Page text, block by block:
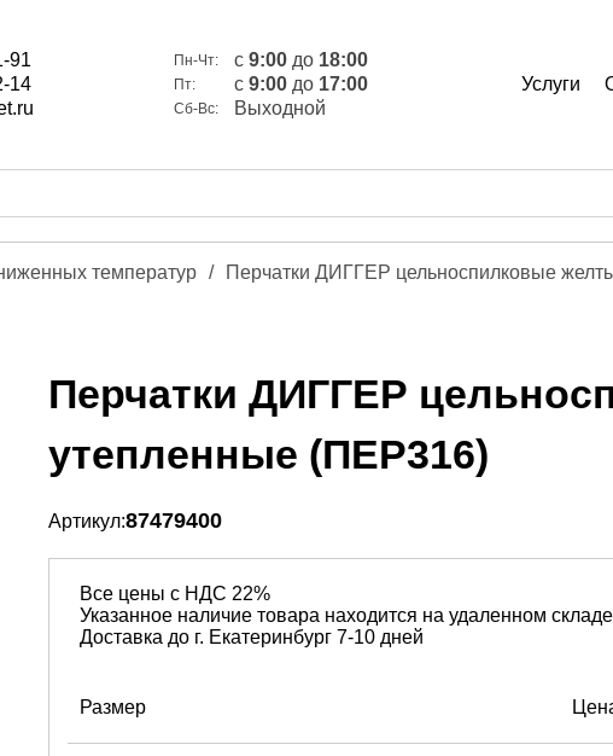
91
14
Пн-Чт: c9:00 до 18:00
Пт: c9:00 до 17:00
Сб-Вс: Выходной
Услуги
температур / Перчатки ДИГГЕР цельноспилковые
Перчатки ДИГГЕР
утепленные (ПЕР316)
Артикул:87479400
Все цены с НДС 22%
Указанное наличие товара находится на удаленном складе
Доставка до г. Екатеринбург 7-10 дней
Размер